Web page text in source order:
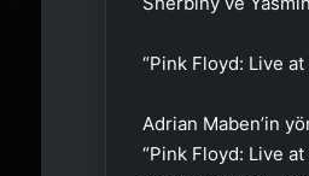
“Pink Floyd: Live at
Adrian Maben’in
“Pink Floyd: Live at